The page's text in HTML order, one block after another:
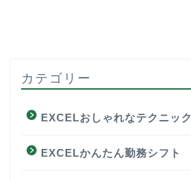
カテゴリー
EXCELおしゃれなテクニック
EXCELかんたん勤務シフト